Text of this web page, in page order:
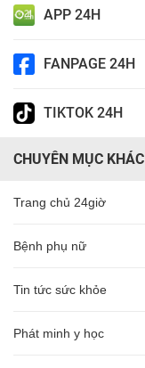
APP 24H
FANPAGE 24H
TIKTOK 24H
CHUYÊN MỤC KHÁC
Trang chủ 24giờ
Bệnh phụ nữ
Tin tức sức khỏe
Phát minh y học